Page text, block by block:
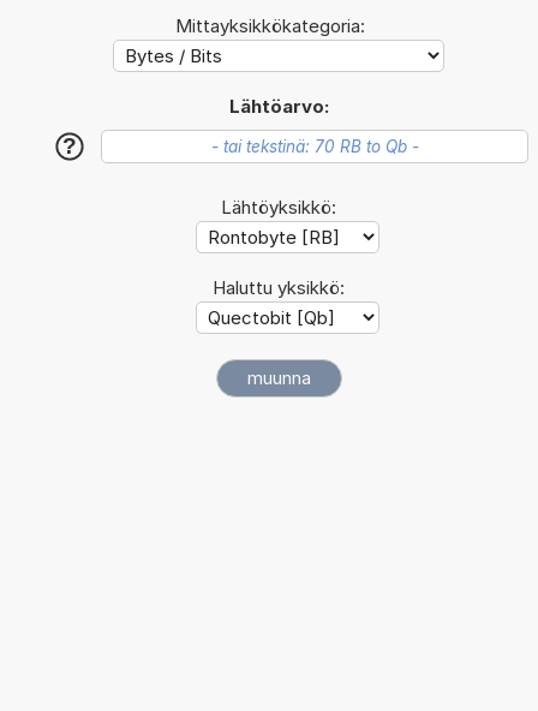
Mittayksikkökategoria:
Lähtöarvo:
?
Lähtöyksikkö:
Haluttu yksikkö: